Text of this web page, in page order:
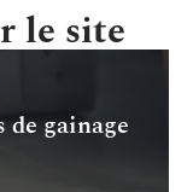
le site
gainage